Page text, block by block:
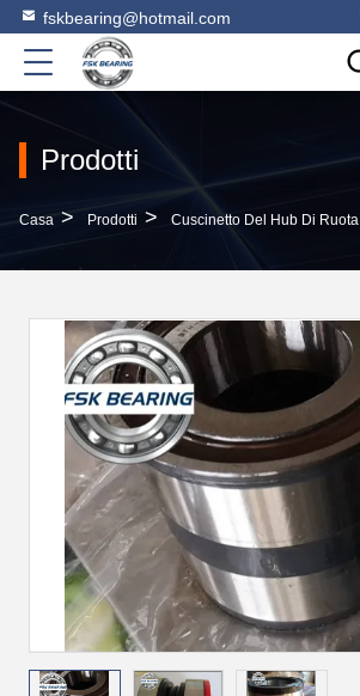
fskbearing@hotmail.com
Prodotti
Casa > Prodotti > Cuscinetto Del Hub Di Ruota